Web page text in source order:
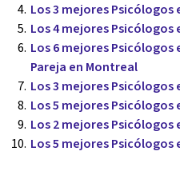
Los 3 mejores Psicólogos
Los 4 mejores Psicólogos
Los 6 mejores
Pareja en Montreal
Los 3 mejores Psicólogos
Los 5 mejores Psicólogos
Los 2 mejores Psicólogos
Los 5 mejores Psicólogos